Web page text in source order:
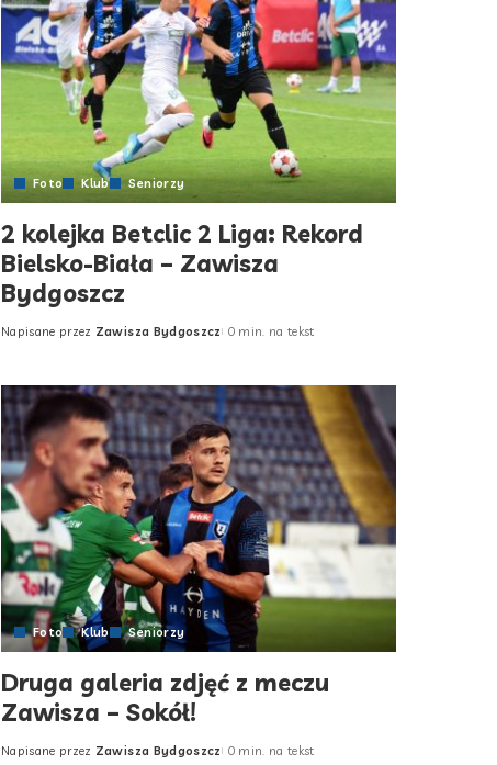
Foto Klub Seniorzy
2 kolejka Betclic 2 Liga: Rekord
Bielsko-Biała – Zawisza
Bydgoszcz
Posted
Napisane przez Zawisza Bydgoszcz 0 min. na tekst
Foto Klub Seniorzy
Druga galeria zdjęć z meczu
Zawisza – Sokół!
Posted
Napisane przez Zawisza Bydgoszcz 0 min. na tekst